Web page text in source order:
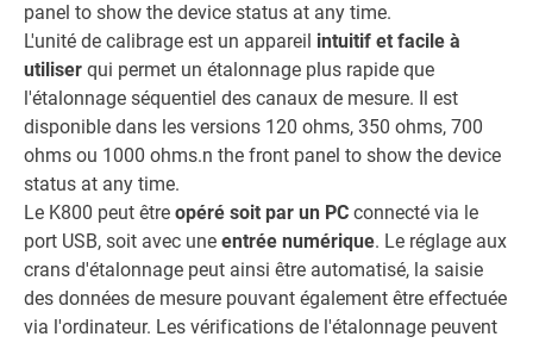
panel to show the device status at any time.
L'unité de calibrage est un appareil intuitif et facile à
utiliser qui permet un étalonnage plus rapide que
l'étalonnage séquentiel des canaux de mesure. Il est
disponible dans les versions 120 ohms, 350 ohms, 700
ohms ou 1000 ohms.n the front panel to show the device
status at any time.
Le K800 peut être opéré soit par un PC connecté via le
port USB, soit avec une entrée numérique. Le réglage aux
crans d'étalonnage peut ainsi être automatisé, la saisie
des données de mesure pouvant également être effectuée
via l'ordinateur. Les vérifications de l'étalonnage peuvent